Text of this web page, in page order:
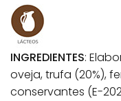
INGREDIENTES:
oveja, trufa (20%),
conservantes (E-